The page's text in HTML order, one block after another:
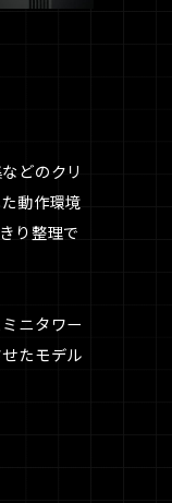
どのクリ
動作環境
り整理で
ニタワー
たモデル